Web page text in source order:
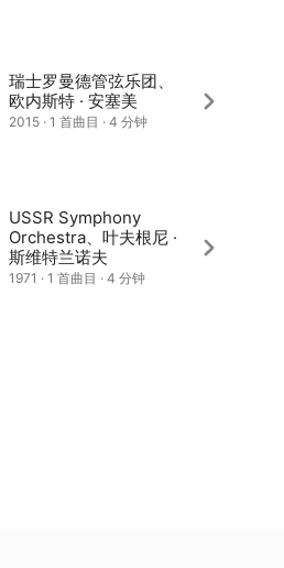
瑞士罗曼德管弦乐团、
欧内斯特 · 安塞美
2015 · 1 首曲目 · 4 分钟
USSR Symphony
Orchestra、叶夫根尼 ·
斯维特兰诺夫
1971 · 1 首曲目 · 4 分钟